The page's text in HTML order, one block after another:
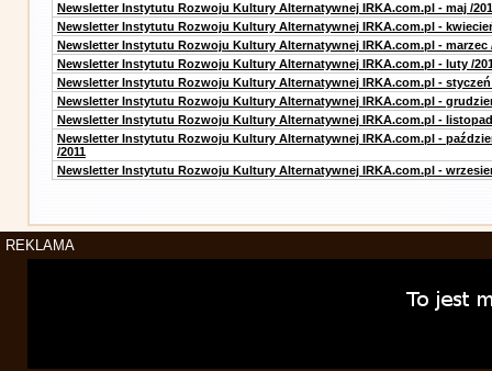
Newsletter Instytutu Rozwoju Kultury Alternatywnej IRKA.com.pl - maj /
Newsletter Instytutu Rozwoju Kultury Alternatywnej IRKA.com.pl -
Newsletter Instytutu Rozwoju Kultury Alternatywnej IRKA.com.pl - marzec
Newsletter Instytutu Rozwoju Kultury Alternatywnej IRKA.com.pl - luty /
Newsletter Instytutu Rozwoju Kultury Alternatywnej IRKA.com.pl - styczeń
Newsletter Instytutu Rozwoju Kultury Alternatywnej IRKA.com.pl -
Newsletter Instytutu Rozwoju Kultury Alternatywnej IRKA.com.pl - listopad
Newsletter Instytutu Rozwoju Kultury Alternatywnej IRKA.com.pl -
/2011
Newsletter Instytutu Rozwoju Kultury Alternatywnej IRKA.com.pl -
REKLAMA